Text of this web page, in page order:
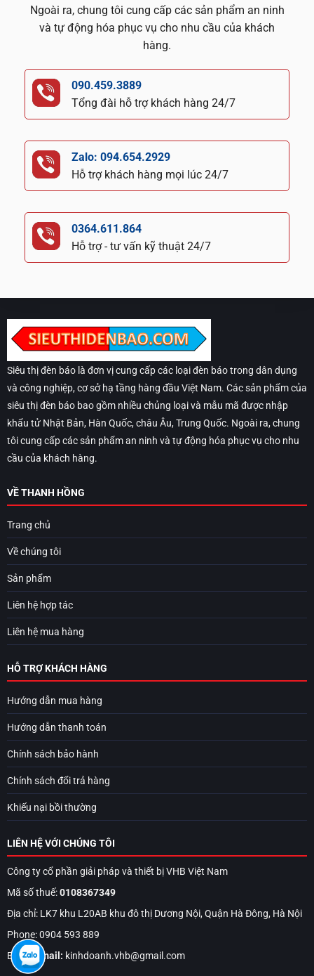
Ngoài ra, chung tôi cung cấp các sản phẩm an ninh
và tự động hóa phục vụ cho nhu cầu của khách
hàng.
090.459.3889
Tổng đài hỗ trợ khách hàng 24/7
Zalo: 094.654.2929
Hỗ trợ khách hàng mọi lúc 24/7
0364.611.864
Hỗ trợ - tư vấn kỹ thuật 24/7
Siêu thị đèn báo là đơn vị cung cấp các loại đèn báo trong dân dụng
và công nghiệp, cơ sở hạ tầng hàng đầu Việt Nam. Các sản phẩm của
siêu thị đèn báo bao gồm nhiều chủng loại và mẫu mã được nhập
khẩu tử Nhật Bản, Hàn Quốc, châu Âu, Trung Quốc. Ngoài ra, chung
tôi cung cấp các sản phẩm an ninh và tự động hóa phục vụ cho nhu
cầu của khách hàng.
VỀ THANH HỒNG
Trang chủ
Về chúng tôi
Sản phẩm
Liên hệ hợp tác
Liên hệ mua hàng
HỖ TRỢ KHÁCH HÀNG
Hướng dẫn mua hàng
Hướng dẫn thanh toán
Chính sách bảo hành
Chính sách đổi trả hàng
Khiếu nại bồi thường
LIÊN HỆ VỚI CHÚNG TÔI
Công ty cổ phần giải pháp và thiết bị VHB Việt Nam
Mã số thuế:0108367349
Địa chỉ: LK7 khu L20AB khu đô thị Dương Nội, Quận Hà Đông, Hà Nội
Phone: 0904 593 889
Email:Email: kinhdoanh.vhb@gmail.com